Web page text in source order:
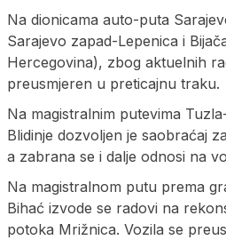
Na dionicama auto-puta
Sarajevo zapad-Lepenica i
Hercegovina), zbog aktuelnih
preusmjeren u preticajnu traku.
Na magistralnim putevima
Blidinje dozvoljen je saobraćaj
a zabrana se i dalje odnosi na
Na magistralnom putu prema
Bihać izvode se radovi na
potoka Mrižnica. Vozila se